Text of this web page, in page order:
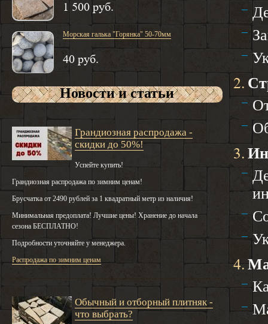
1 500 руб.
Морская галька "Горянка" 50-70мм
40 руб.
Новости и статьи
Грандиозная распродажа -
скидки до 50%!
Успейте купить!
Грандиозная распродажа по зимним ценам!
Брусчатка от 2490 рублей за 1 квадратный метр из наличия!
Минимальная предоплата! Лучшие цены! Хранение до начала
сезона БЕСПЛАТНО!
Подробности уточняйте у менеджера.
Распродажа по зимним ценам
Обычный и отборный плитняк -
что выбрать?
2.
3.
4.